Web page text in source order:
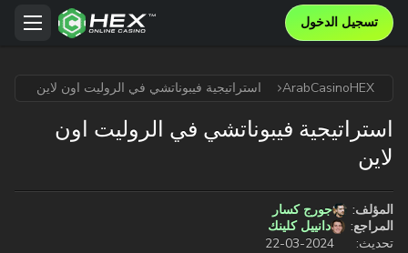
تسجيل الدخول
ArabCasinoHEX استراتيجية فيبوناتشي في الروليت اون لاين
استراتيجية فيبوناتشي في الروليت اون
لاين
المؤلف:
جورج كسار
المراجع:
دانييل كلينك
تحديث:
2024-03-22